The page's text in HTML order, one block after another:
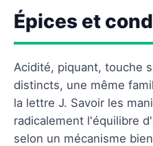
Épices et
Acidité, piquant, touche
distincts, une même
la lettre J. Savoir les
radicalement l'équilibre
selon un mécanisme